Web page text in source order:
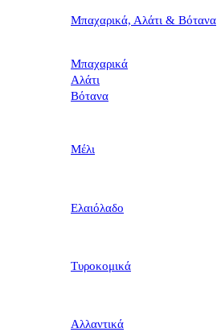
Μπαχαρικά, Αλάτι & Βότανα
Μπαχαρικά
Αλάτι
Βότανα
Μέλι
Ελαιόλαδο
Τυροκομικά
Αλλαντικά